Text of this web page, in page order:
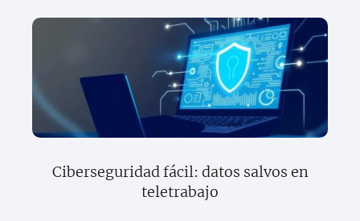
Ciberseguridad fácil: datos salvos en
teletrabajo